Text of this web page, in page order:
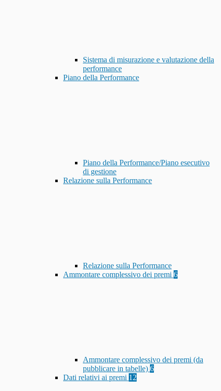
Sistema di misurazione e valutazione della
performance
Piano della Performance
Piano della Performance/Piano esecutivo
di gestione
Relazione sulla Performance
Relazione sulla Performance
Ammontare complessivo dei premi 6
Ammontare complessivo dei premi (da
pubblicare in tabelle) 6
Dati relativi ai premi 12